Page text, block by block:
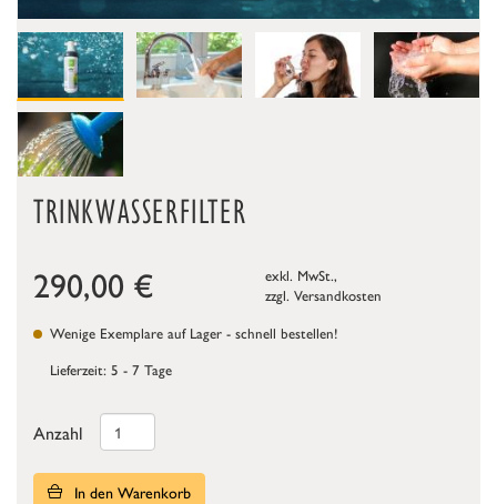
TRINKWASSERFILTER
290,00 €
exkl. MwSt.,
zzgl. Versandkosten
Wenige Exemplare auf Lager - schnell bestellen!
Lieferzeit: 5 - 7 Tage
Anzahl
In den Warenkorb